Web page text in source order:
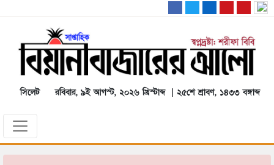
সিলেট রবিবার, ৯ই আগস্ট, ২০২৬ খ্রিস্টাব্দ | ২৫শে শ্রাবণ, ১৪৩৩ বঙ্গাব্দ